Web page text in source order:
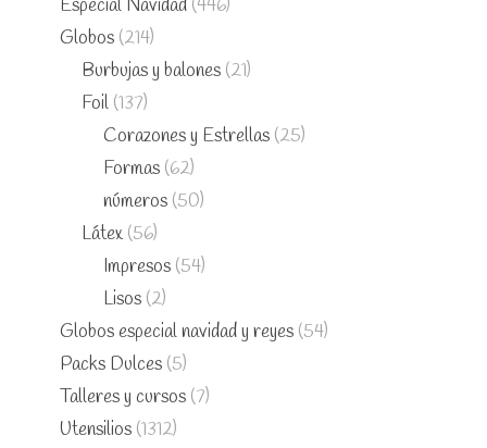
Especial Navidad (446)
Globos (214)
Burbujas y balones (21)
Foil (137)
Corazones y Estrellas (25)
Formas (62)
números (50)
Látex (56)
Impresos (54)
Lisos (2)
Globos especial navidad y reyes (54)
Packs Dulces (5)
Talleres y cursos (7)
Utensilios (1312)